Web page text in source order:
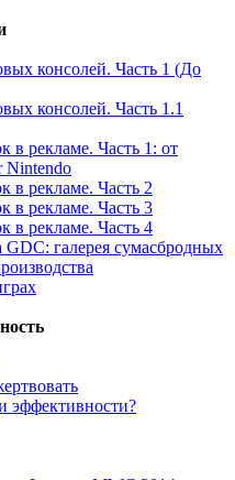
консолей. Часть 1 (До
консолей. Часть 1.1
в рекламе. Часть 1: от
Nintendo
в рекламе. Часть 2
в рекламе. Часть 3
в рекламе. Часть 4
галерея сумасбродных
эффективности?